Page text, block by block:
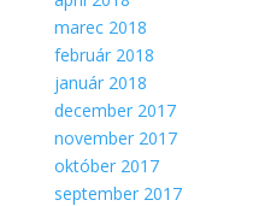
marec 2018
február 2018
január 2018
december 2017
november 2017
október 2017
september 2017